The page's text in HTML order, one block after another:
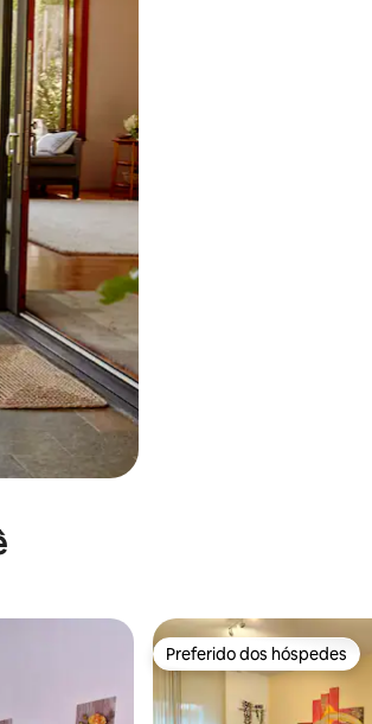
e deslizando o dedo na tela.
Preferido dos hóspedes
Preferido dos hóspedes